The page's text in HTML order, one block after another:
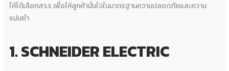
ให้ได้เลือกสรร เพื่อให้ลูกค้ามั่นใจในมาตรฐานความปลอดภัยและความ
แม่นยำ
1. SCHNEIDER ELECTRIC